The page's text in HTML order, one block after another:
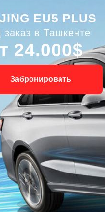
EU5 PLUS
Забронировать
24.000$
заказ в Ташкенте